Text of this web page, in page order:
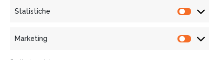
Statistiche
Marketing
Informativa Privacy
WebDesign: